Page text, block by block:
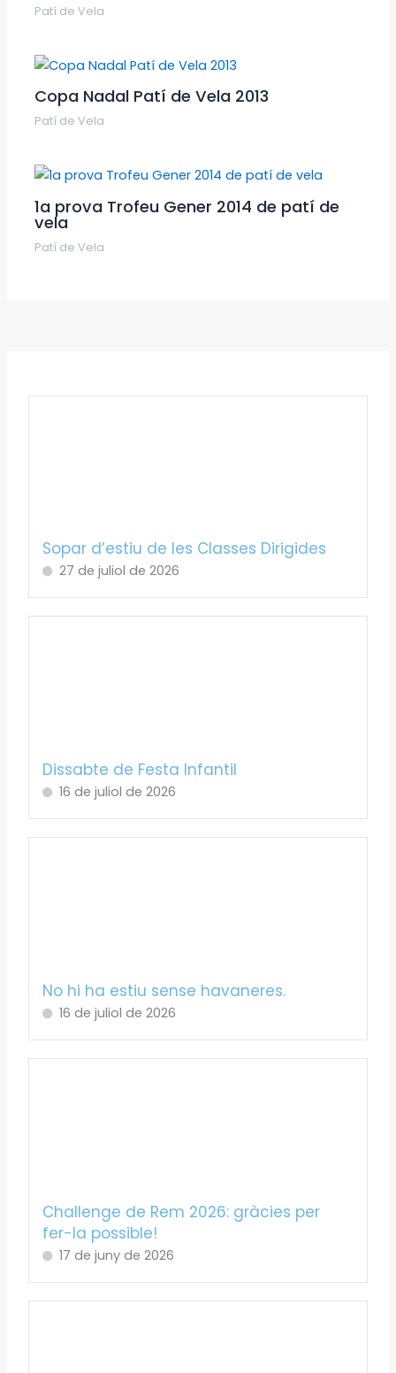
Patí de Vela
Copa Nadal Patí de Vela 2013
Patí de Vela
1a prova Trofeu Gener 2014 de patí de
vela
Patí de Vela
Sopar d’estiu de les Classes Dirigides
27 de juliol de 2026
Dissabte de Festa Infantil
16 de juliol de 2026
No hi ha estiu sense havaneres.
16 de juliol de 2026
Challenge de Rem 2026: gràcies per
fer-la possible!
17 de juny de 2026